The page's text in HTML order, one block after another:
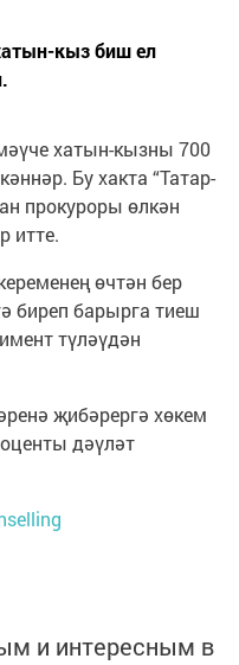
кыз биш ел
хатын-кызны 700
Бу хакта “Татар-
прокуроры өлкән
итте.
өчтән бер
биреп барырга тиеш
түләүдән
җибәрергә хөкем
дәүләт
и интересным в